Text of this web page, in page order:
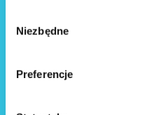
zgody
Niezbędne
Preferencje